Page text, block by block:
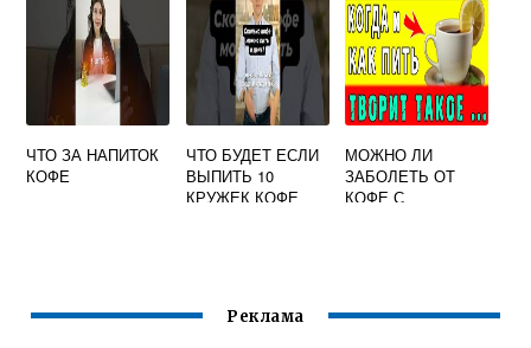
ЧТО ЗА НАПИТОК
КОФЕ
ЧТО БУДЕТ ЕСЛИ
ВЫПИТЬ 10
КРУЖЕК КОФЕ
МОЖНО ЛИ
ЗАБОЛЕТЬ ОТ
КОФЕ С
Реклама